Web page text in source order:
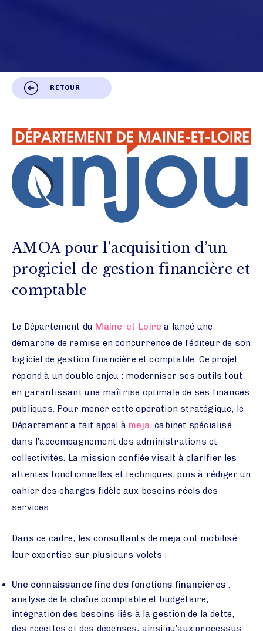
RETOUR
AMOA pour l’acquisition d’un
progiciel de gestion financière et
comptable
Le Département du Maine-et-Loire a lancé une
démarche de remise en concurrence de l’éditeur de son
logiciel de gestion financière et comptable. Ce projet
répond à un double enjeu : moderniser ses outils tout
en garantissant une maîtrise optimale de ses finances
publiques. Pour mener cette opération stratégique, le
Département a fait appel à meja, cabinet spécialisé
dans l’accompagnement des administrations et
collectivités. La mission confiée visait à clarifier les
attentes fonctionnelles et techniques, puis à rédiger un
cahier des charges fidèle aux besoins réels des
services.
Dans ce cadre, les consultants de meja ont mobilisé
leur expertise sur plusieurs volets :
Une connaissance fine des fonctions financières :
analyse de la chaîne comptable et budgétaire,
intégration des besoins liés à la gestion de la dette,
des recettes et des dépenses, ainsi qu’aux processus